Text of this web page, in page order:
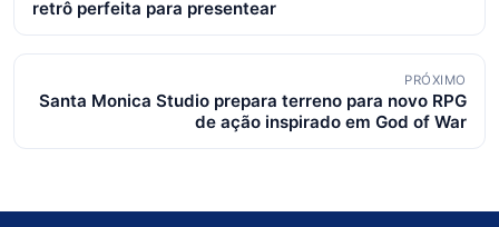
posts
retrô perfeita para presentear
PRÓXIMO
Santa Monica Studio prepara terreno para novo RPG
de ação inspirado em God of War